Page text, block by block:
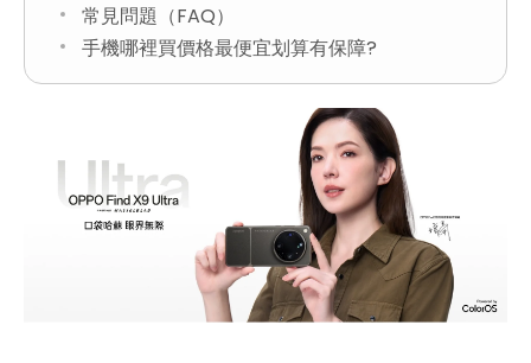
常見問題（FAQ）
手機哪裡買價格最便宜划算有保障?